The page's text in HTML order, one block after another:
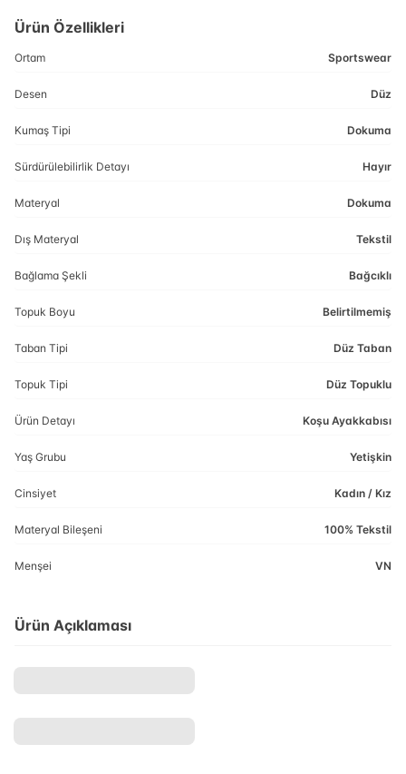
Ürün Özellikleri
Ortam Sportswear
Desen Düz
Kumaş Tipi Dokuma
Sürdürülebilirlik Detayı Hayır
Materyal Dokuma
Dış Materyal Tekstil
Bağlama Şekli Bağcıklı
Topuk Boyu Belirtilmemiş
Taban Tipi Düz Taban
Topuk Tipi Düz Topuklu
Ürün Detayı Koşu Ayakkabısı
Yaş Grubu Yetişkin
Cinsiyet Kadın / Kız
Materyal Bileşeni 100% Tekstil
Menşei VN
Ürün Açıklaması